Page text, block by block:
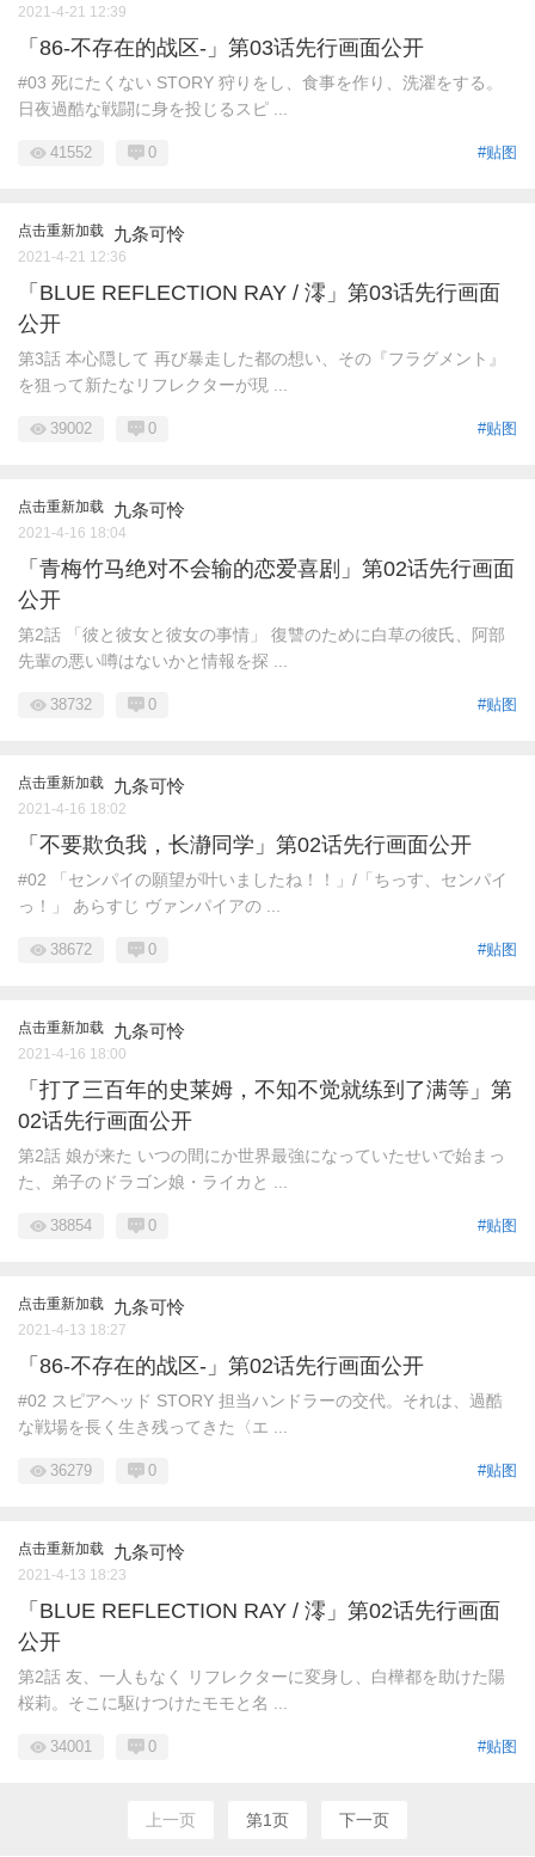
2021-4-21 12:39
「86-不存在的战区-」第03话先行画面公开
#03 死にたくない STORY 狩りをし、食事を作り、洗濯をする。
日夜過酷な戦闘に身を投じるスピ ...
#贴图
41552 0
点击重新加载 九条可怜
2021-4-21 12:36
「BLUE REFLECTION RAY / 澪」第03话先行画面
公开
第3話 本心隠して 再び暴走した都の想い、その『フラグメント』
を狙って新たなリフレクターが現 ...
#贴图
39002 0
点击重新加载 九条可怜
2021-4-16 18:04
「青梅竹马绝对不会输的恋爱喜剧」第02话先行画面
公开
第2話 「彼と彼女と彼女の事情」 復讐のために白草の彼氏、阿部
先輩の悪い噂はないかと情報を探 ...
#贴图
38732 0
点击重新加载 九条可怜
2021-4-16 18:02
「不要欺负我，长瀞同学」第02话先行画面公开
#02 「センパイの願望が叶いましたね！！」/「ちっす、センパイ
っ！」 あらすじ ヴァンパイアの ...
#贴图
38672 0
点击重新加载 九条可怜
2021-4-16 18:00
「打了三百年的史莱姆，不知不觉就练到了满等」第
02话先行画面公开
第2話 娘が来た いつの間にか世界最強になっていたせいで始まっ
た、弟子のドラゴン娘・ライカと ...
#贴图
38854 0
点击重新加载 九条可怜
2021-4-13 18:27
「86-不存在的战区-」第02话先行画面公开
#02 スピアヘッド STORY 担当ハンドラーの交代。それは、過酷
な戦場を長く生き残ってきた〈エ ...
#贴图
36279 0
点击重新加载 九条可怜
2021-4-13 18:23
「BLUE REFLECTION RAY / 澪」第02话先行画面
公开
第2話 友、一人もなく リフレクターに変身し、白樺都を助けた陽
桜莉。そこに駆けつけたモモと名 ...
#贴图
34001 0
上一页 第1页 下一页